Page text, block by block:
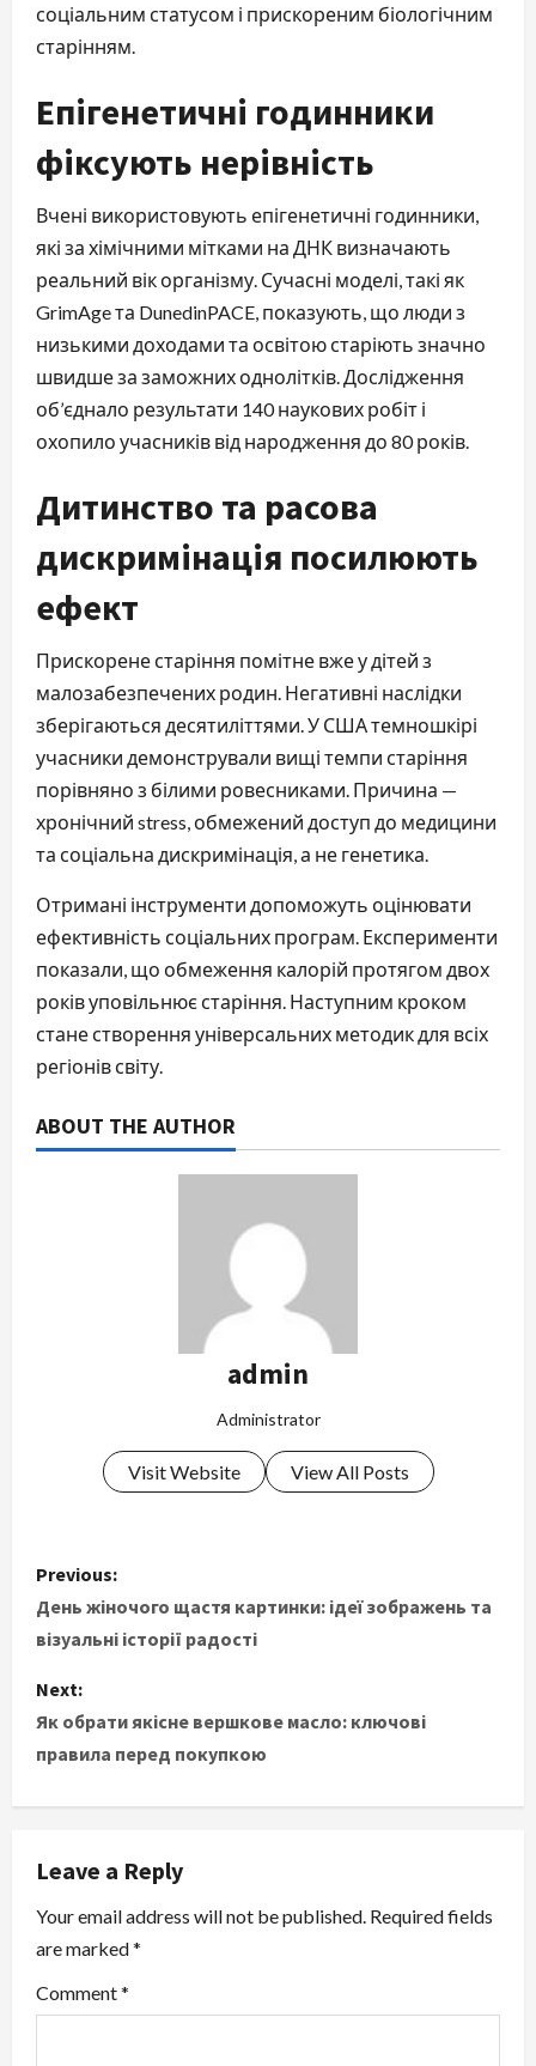
соціальним статусом і прискореним біологічним
старінням.
Епігенетичні годинники
фіксують нерівність
Вчені використовують епігенетичні годинники,
які за хімічними мітками на ДНК визначають
реальний вік організму. Сучасні моделі, такі як
GrimAge та DunedinPACE, показують, що люди з
низькими доходами та освітою старіють значно
швидше за заможних однолітків. Дослідження
об’єднало результати 140 наукових робіт і
охопило учасників від народження до 80 років.
Дитинство та расова
дискримінація посилюють
ефект
Прискорене старіння помітне вже у дітей з
малозабезпечених родин. Негативні наслідки
зберігаються десятиліттями. У США темношкірі
учасники демонстрували вищі темпи старіння
порівняно з білими ровесниками. Причина —
хронічний stress, обмежений доступ до медицини
та соціальна дискримінація, а не генетика.
Отримані інструменти допоможуть оцінювати
ефективність соціальних програм. Експерименти
показали, що обмеження калорій протягом двох
років уповільнює старіння. Наступним кроком
стане створення універсальних методик для всіх
регіонів світу.
ABOUT THE AUTHOR
admin
Administrator
Visit Website View All Posts
P
o
t
n
a
v
i
g
a
Previous:
День жіночого щастя картинки: ідеї зображень та
візуальні історії радості
Next:
Як обрати якісне вершкове масло: ключові
правила перед покупкою
Leave a Reply
Your email address will not be published. Required fields
are marked*
Comment*